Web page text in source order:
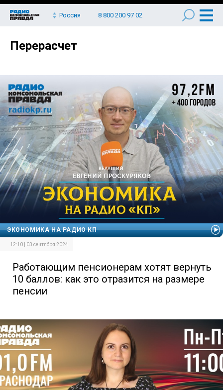
Россия 8 800 200 97 02
Перерасчет
ЭКОНОМИКА НА РАДИО КП
12:10 | 03 сентября 2024
Работающим пенсионерам хотят вернуть
10 баллов: как это отразится на размере
пенсии